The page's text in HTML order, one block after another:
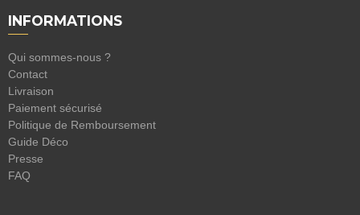
INFORMATIONS
Qui sommes-nous ?
Contact
Livraison
Paiement sécurisé
Politique de Remboursement
Guide Déco
Presse
FAQ